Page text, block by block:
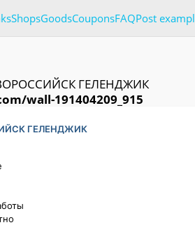
ShopsGoodsCouponsFAQPost
ГЕЛЕНДЖИК
wall-191404209_915
ГЕЛЕНДЖИК